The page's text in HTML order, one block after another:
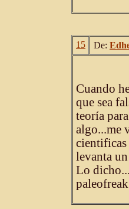
15 De:
Cuando
que sea
teoría
algo...me
cientificas
levanta
Lo